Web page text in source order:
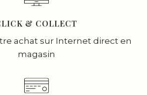
& COLLECT
achat sur Internet direct en
magasin